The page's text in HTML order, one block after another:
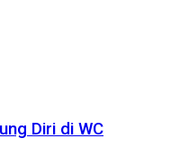
Diri di WC